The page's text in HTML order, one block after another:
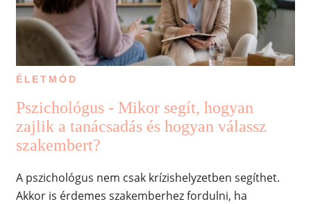
ÉLETMÓD
Pszichológus - Mikor segít, hogyan
zajlik a tanácsadás és hogyan válassz
szakembert?
A pszichológus nem csak krízishelyzetben segíthet.
Akkor is érdemes szakemberhez fordulni, ha